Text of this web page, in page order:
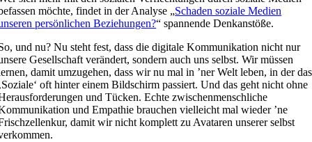
möchte, findet in der Analyse „Schaden soziale Medien
persönlichen Beziehungen?“ spannende Denkanstöße.
und nu? Nu steht fest, dass die digitale Kommunikation nicht nur
Gesellschaft verändert, sondern auch uns selbst. Wir müssen
damit umzugehen, dass wir nu mal in ’ner Welt leben, in der das
oft hinter einem Bildschirm passiert. Und das geht nicht ohne
und Tücken. Echte zwischenmenschliche
und Empathie brauchen vielleicht mal wieder ’ne
damit wir nicht komplett zu Avataren unserer selbst